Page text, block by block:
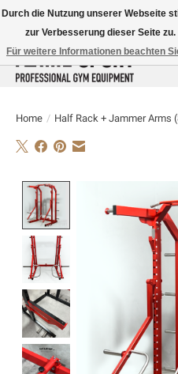
E-MAIL:info@flame-sport.deTEL.: +49
Home / Half Rack + Jammer Arms
Durch die Nutzung unserer Webseite
zur Verbesserung dieser Seite zu.
Für weitere Informationen beachten